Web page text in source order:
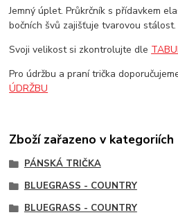
Jemný úplet. Průkrčník s přídavkem
bočních švů zajišťuje tvarovou stálost.
Svoji velikost si zkontrolujte dle
Pro údržbu a praní trička
ÚDRŽBU
Zboží zařazeno v kategoriích
PÁNSKÁ TRIČKA
BLUEGRASS - COUNTRY
BLUEGRASS - COUNTRY